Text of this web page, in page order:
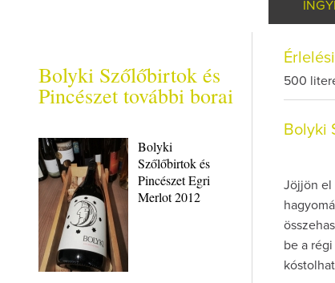
Bolyki Szőlőbirtok és
Pincészet további borai
Bolyki
Szőlőbirtok és
Pincészet Egri
Merlot 2012
500
Bolyki
Jöjjön el
be a